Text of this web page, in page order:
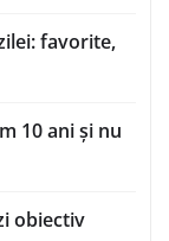
favorite,
10 ani și nu
obiectiv